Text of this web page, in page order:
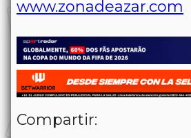
www.zonadeazar.com
Compartir: